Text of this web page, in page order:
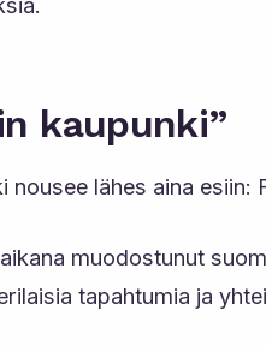
kaupunki”
lähes aina esiin:
muodostunut
tapahtumia ja